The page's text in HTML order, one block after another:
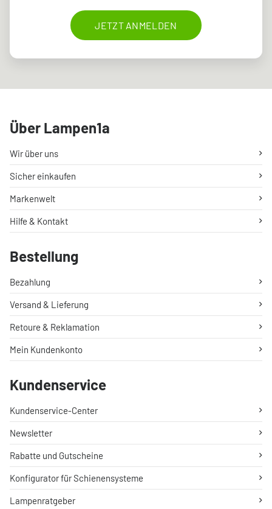
JETZT ANMELDEN
Über Lampen1a
Wir über uns
Sicher einkaufen
Markenwelt
Hilfe & Kontakt
Bestellung
Bezahlung
Versand & Lieferung
Retoure & Reklamation
Mein Kundenkonto
Kundenservice
Kundenservice-Center
Newsletter
Rabatte und Gutscheine
Konfigurator für Schienensysteme
Lampenratgeber